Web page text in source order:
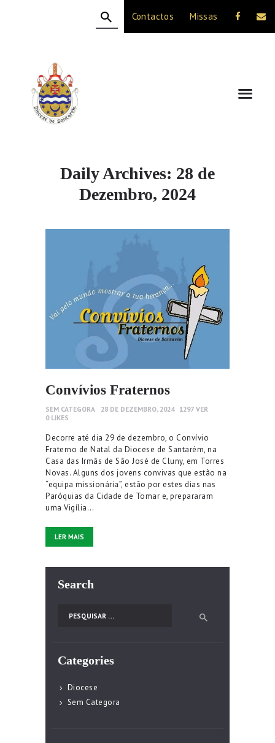
Contactos Missas
Daily Archives: 28 de
Dezembro, 2024
A DIOCESE
CELEBRAÇÃO
VIDA CRISTÃ
NOTÍCIAS
Convívios Fraternos
SEM CATEGORA 28 DE DEZEMBRO, 2024 1297 VER
0 LIKES
Decorre até dia 29 de dezembro, o Convívio
Fraterno de Natal da Diocese de Santarém, na
Casa das Irmãs de São José de Cluny, em Torres
Novas. Alguns dos jovens convivas que estão na
“equipa missionária”, estão por estes dias nas
Paróquias da Cidade de Tomar e, prepararam
uma Vigília…
LER MAIS
Search
Categories
Diocese
Sem Categora